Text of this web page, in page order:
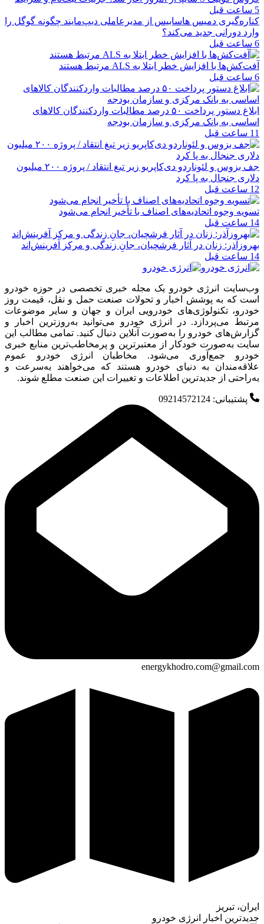
5 ساعت قبل
کناره‌گیری دمیس هاسابیس از مدیرعاملی دیپ‌مایند چگونه گوگل را
وارد دورانی جدید می‌کند؟
6 ساعت قبل
آفت‌کش‌ها با افزایش خطر ابتلا به ALS مرتبط هستند
6 ساعت قبل
ابلاغ دستور پرداخت ۵۰ درصد مطالبات واردکنندگان کالاهای
اساسی به بانک مرکزی و سازمان بودجه
11 ساعت قبل
جف بزوس و لئوناردو دی‌کاپریو زیر تیغ انتقاد / پروژه ۲۰۰ میلیون
دلاری جنجال به پا کرد
12 ساعت قبل
تسویه وجوه اتحادیه‌های اصناف با تأخیر انجام می‌شود
14 ساعت قبل
بهروزآذر: زنان در آثار فرشچیان، جانِ زندگی و مرکز آفرینش‌اند
14 ساعت قبل
وب‌سایت انرژی خودرو یک مجله خبری تخصصی در حوزه خودرو
است که به پوشش اخبار و تحولات صنعت حمل و نقل، قیمت روز
خودرو، تکنولوژی‌های خودرویی ایران و جهان و سایر موضوعات
مرتبط می‌پردازد. در انرژی خودرو می‌توانید به‌روزترین اخبار و
گزارش‌های خودرو را به‌صورت آنلاین دنبال کنید. تمامی مطالب این
سایت به‌صورت خودکار از معتبرترین و پرمخاطب‌ترین منابع خبری
خودرو جمع‌آوری می‌شود. مخاطبان انرژی خودرو عموم
علاقه‌مندان به دنیای خودرو هستند که می‌خواهند به‌سرعت و
به‌راحتی از جدیدترین اطلاعات و تغییرات این صنعت مطلع شوند.
پشتیبانی: 09214572124
energykhodro.com@gmail.com
ایران، تبریز
جدیدترین اخبار انرژی خودرو